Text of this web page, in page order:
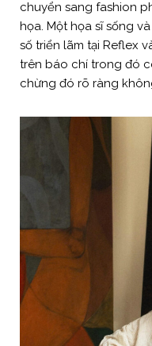
chuyển sang fashion
họa. Một họa sĩ sống
số triển lãm tại Reflex
trên báo chí trong đó
chừng đó rõ ràng